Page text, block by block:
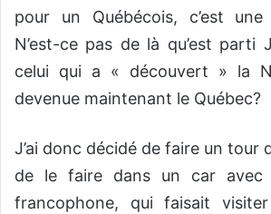
pour un Québécois, c’est
N’est-ce pas de là qu’est parti
celui qui a « découvert » la
devenue maintenant le Québec?
J’ai donc décidé de faire un tour
de le faire dans un car avec
francophone, qui faisait